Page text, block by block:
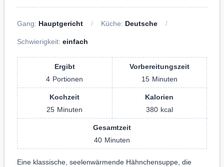
Gang: Hauptgericht Küche: Deutsche
Schwierigkeit: einfach
Ergibt
4 Portionen
Vorbereitungszeit
15 Minuten
Kochzeit
25 Minuten
Kalorien
380 kcal
Gesamtzeit
40 Minuten
Eine klassische, seelenwärmende Hähnchensuppe, die